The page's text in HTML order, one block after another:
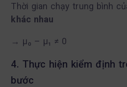
Thời gian chạy trung bình
khác nhau
→ μ₀ – μ₁ ≠ 0
4. Thực hiện kiểm định
bước